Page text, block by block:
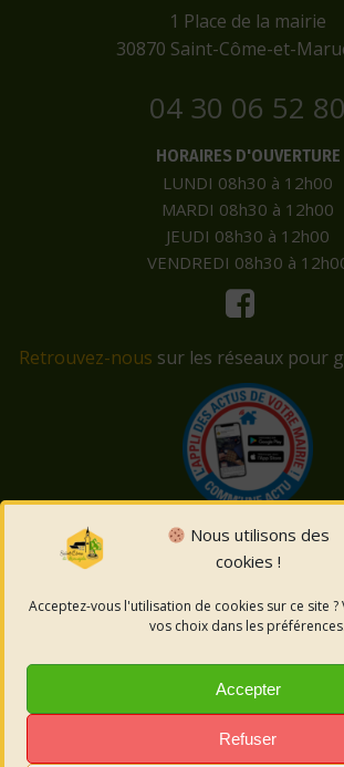
Nous utilisons des
cookies !
Acceptez-vous l'utilisation de cookies sur ce site
vos choix dans les préférences.
Accepter
Refuser
​1 Place de la mairie
​30870 Saint-Côme-et-
04 30 06 52 80
HORAIRES D'OUVERTURE
LUNDI 08h30 à 12h00
MARDI 08h30 à 12h00
JEUDI 08h30 à 12h00
VENDREDI 08h30 à
Retrouvez-nous sur les réseaux pour
© 2026 Saint-Côme-et-Maruéjols. Un
Mentions légales
Politique des cookies